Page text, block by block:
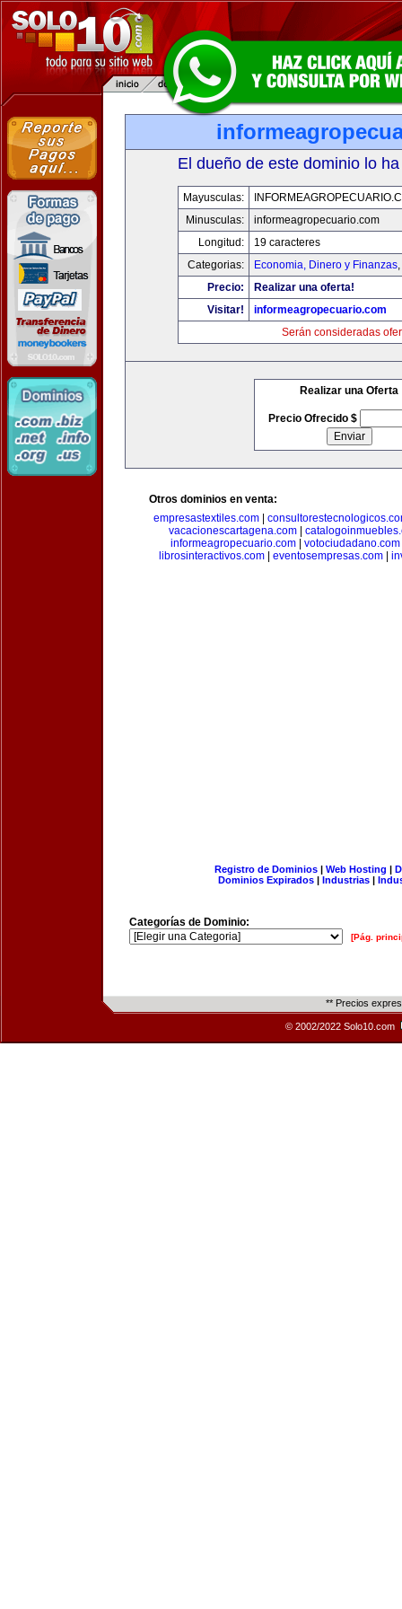
El dueño de este dominio lo
Mayusculas:
Minusculas:
informeagropecuario.com
Longitud:
19 caracteres
Categorias:
Economia, Dinero y Finanzas,
Precio:
Realizar una oferta!
Visitar!
informeagropecuario.com
Serán consideradas
Realizar una Oferta
Precio Ofrecido $
Otros dominios en venta:
empresastextiles.com|
vacacionescartagena.com
informeagropecuario.com| votociudadano.com
librosinteractivos.com| eventosempresas.com|
Registro de Dominios| Web Hosting |
Dominios Expirados | Industrias |
Categorías de Dominio:
[Pág.
** Precios
© 2002/2022 Solo10.com